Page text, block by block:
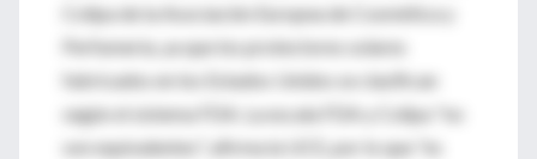
Colipa de la Asociación Europea de Cosmética y
Perfumería, ya que los protectores solares
fabricados en los Estados Unidos se clasifican
según el sistema FDA. La escala FDA y Colipa "no
son equivalentes", afirma la UCE, por lo que "es